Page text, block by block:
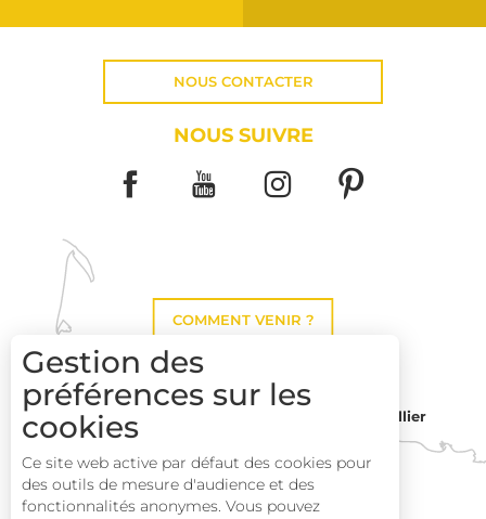
NOUS CONTACTER
NOUS SUIVRE
COMMENT VENIR ?
Montpellier
Perpignan
Gestion des
préférences sur les
cookies
Ce site web active par défaut des cookies pour
des outils de mesure d'audience et des
fonctionnalités anonymes. Vous pouvez